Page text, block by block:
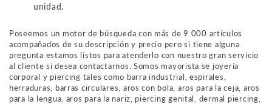
unidad.
Poseemos un motor de búsqueda con más de 9.000 artículos
acompañados de su descripción y precio pero si tiene alguna
pregunta estamos listos para atenderlo con nuestro gran servicio
al cliente si desea contactarnos. Somos mayorista se joyería
corporal y piercing tales como barra industrial, espirales,
herraduras, barras circulares, aros con bola, aros para la ceja, aros
para la lengua, aros para la nariz, piercing genital, dermal piercing,